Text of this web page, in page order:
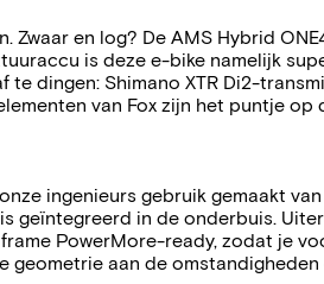
en log? De AMS Hybrid
is deze e-bike namelijk
dingen: Shimano XTR Di2-
van Fox zijn het puntje
ingenieurs gebruik gemaakt
geïntegreerd in de onderbuis.
PowerMore-ready, zodat je
aan de omstandigheden